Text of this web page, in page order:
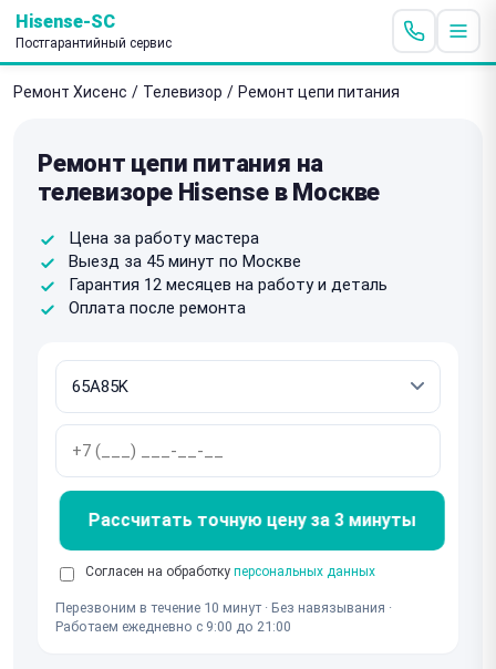
Hisense-SC
Постгарантийный сервис
Ремонт Хисенс / Телевизор / Ремонт цепи питания
Ремонт цепи питания на
телевизоре Hisense в Москве
Цена за работу мастера
Выезд за 45 минут по Москве
Гарантия 12 месяцев на работу и деталь
Оплата после ремонта
Рассчитать точную цену за 3 минуты
Согласен на обработку персональных данных
Перезвоним в течение 10 минут · Без навязывания ·
Работаем ежедневно с 9:00 до 21:00